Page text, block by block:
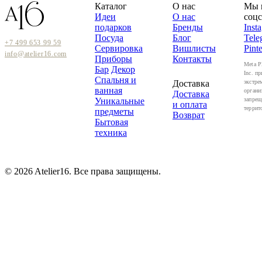
+7 499 653 99 59
info@atelier16.com
Каталог
Идеи
подарков
Посуда
Сервировка
Приборы
Бар Декор
Спальня и
ванная
Уникальные
предметы
Бытовая
техника
О нас
О нас
Бренды
Блог
Вишлисты
Контакты
Доставка
Доставка
и оплата
Возврат
Мы
Meta
Inc.
© 2026 Atelier16. Все права защищены.